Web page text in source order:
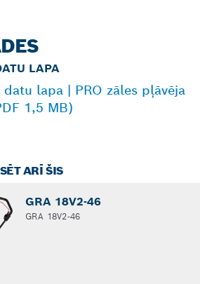
LAPA
lapa | PRO zāles pļāvēja
1,5 MB)
ARĪ ŠIS
GRA 18V2-46
GRA 18V2-46